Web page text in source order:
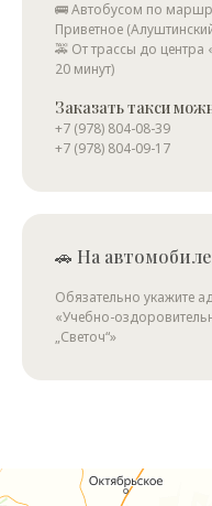
🚌 Автобусом по
Приветное
🚕 От трассы до центра
20 минут)
Заказать такси
+7 (978) 804-08-39
+7 (978) 804-09-17
🚗 На
Обязательно укажите
«Учебно-
„Светоч“»
Учебно-оздоровительный
Оздоровительный центр в
Турбаза в Республике Крым